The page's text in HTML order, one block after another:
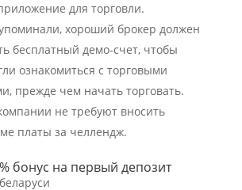
для торговли.
хороший брокер должен
бесплатный демо-счет, чтобы
ознакомиться с торговыми
прежде чем начать торговать.
не требуют вносить
платы за челлендж.
бонус на первый депозит